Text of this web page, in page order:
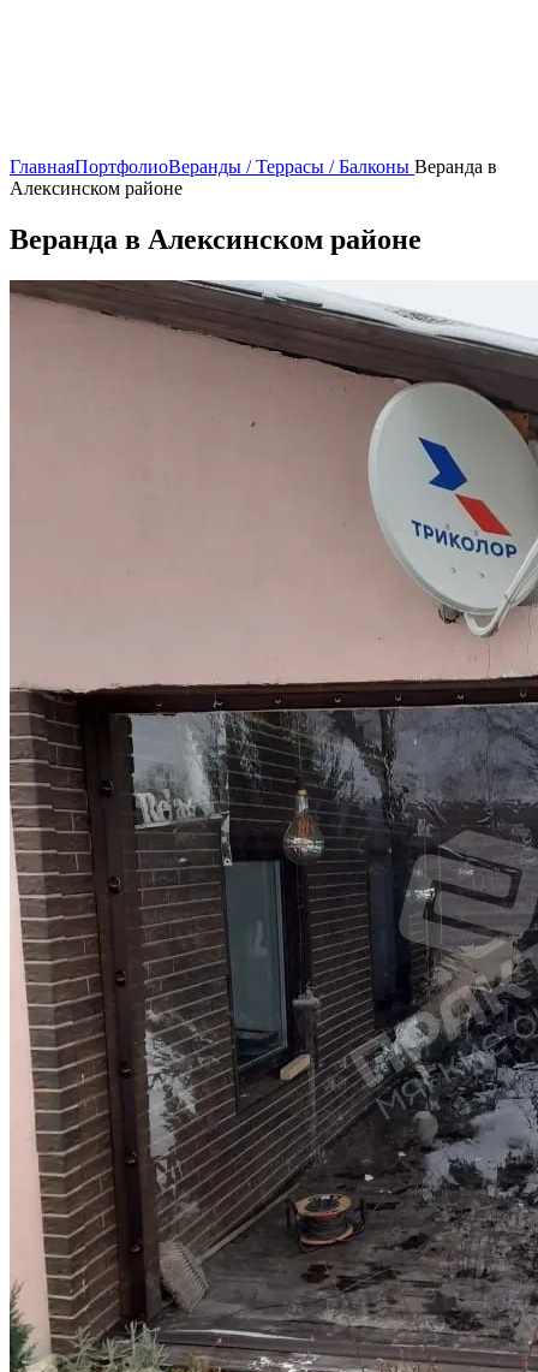
ГлавнаяПортфолиоВеранды / Террасы / Балконы Веранда в
Алексинском районе
Веранда в Алексинском районе